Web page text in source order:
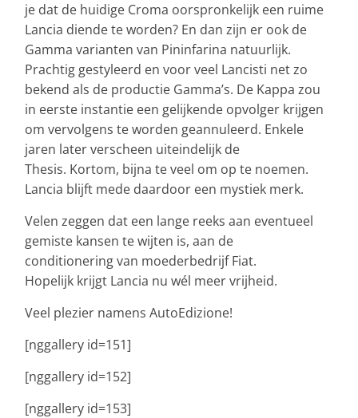
je dat de huidige Croma oorspronkelijk een ruime
Lancia diende te worden? En dan zijn er ook de
Gamma varianten van Pininfarina natuurlijk.
Prachtig gestyleerd en voor veel Lancisti net zo
bekend als de productie Gamma’s. De Kappa zou
in eerste instantie een gelijkende opvolger krijgen
om vervolgens te worden geannuleerd. Enkele
jaren later verscheen uiteindelijk de
Thesis. Kortom, bijna te veel om op te noemen.
Lancia blijft mede daardoor een mystiek merk.
Velen zeggen dat een lange reeks aan eventueel
gemiste kansen te wijten is, aan de
conditionering van moederbedrijf Fiat.
Hopelijk krijgt Lancia nu wél meer vrijheid.
Veel plezier namens AutoEdizione!
[nggallery id=151]
[nggallery id=152]
[nggallery id=153]